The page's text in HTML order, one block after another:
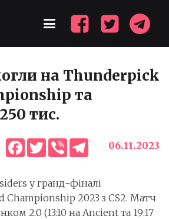
на Thunderpick
та
тис.
Facebook
Twitter
ViberTelegram06.11.2023
у гранд-фіналі
Championship 2023 з CS2. Матч
2:0 (13:10 на Ancient та 19:17